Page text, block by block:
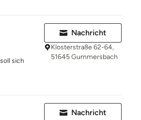
sich
Nachricht
Klosterstraße 62-64,
51645 Gummersbach
Nachricht